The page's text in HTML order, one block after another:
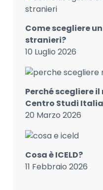
Come scegliere
stranieri?
10 Luglio 2026
Perché scegliere
Centro Studi
20 Marzo 2026
Cosa è ICELD?
11 Febbraio 2026